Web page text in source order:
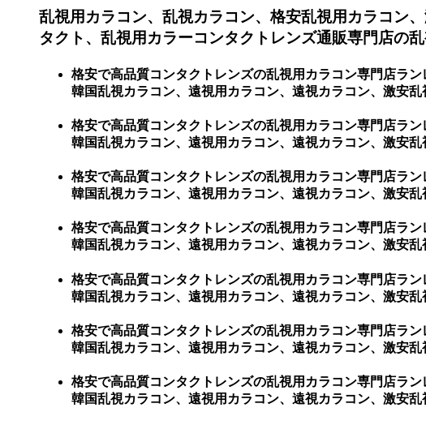
乱視用カラコン、乱視カラコン、格安乱視用カラコン
タクト、乱視用カラーコンタクトレンズ通販専門店の
格安で高品質コンタクトレンズの乱視用カラコン専門店ラ
韓国乱視カラコン、遠視用カラコン、遠視カラコン、激安
格安で高品質コンタクトレンズの乱視用カラコン専門店ラ
韓国乱視カラコン、遠視用カラコン、遠視カラコン、激安
格安で高品質コンタクトレンズの乱視用カラコン専門店ラ
韓国乱視カラコン、遠視用カラコン、遠視カラコン、激安
格安で高品質コンタクトレンズの乱視用カラコン専門店ラ
韓国乱視カラコン、遠視用カラコン、遠視カラコン、激安
格安で高品質コンタクトレンズの乱視用カラコン専門店ラ
韓国乱視カラコン、遠視用カラコン、遠視カラコン、激安
格安で高品質コンタクトレンズの乱視用カラコン専門店ラ
韓国乱視カラコン、遠視用カラコン、遠視カラコン、激安
格安で高品質コンタクトレンズの乱視用カラコン専門店ラ
韓国乱視カラコン、遠視用カラコン、遠視カラコン、激安